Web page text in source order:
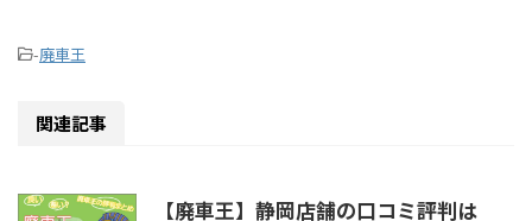
-廃車王
関連記事
【廃車王】静岡店舗の口コミ評判は